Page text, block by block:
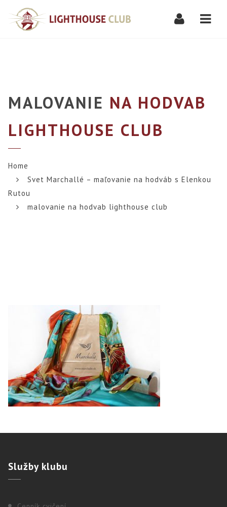
MALOVANIE NA HODVAB
LIGHTHOUSE CLUB
Home
Svet Marchallé – maľovanie na hodváb s Elenkou
Rutou
malovanie na hodvab lighthouse club
Službyklubu